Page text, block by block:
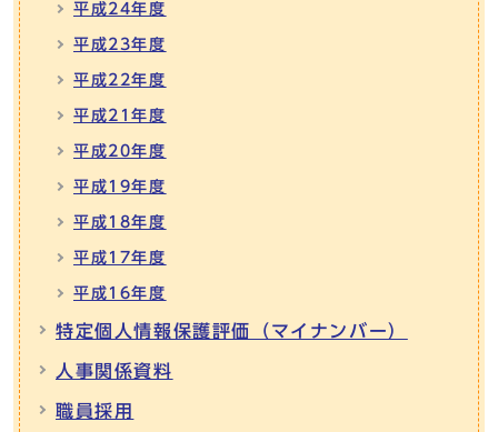
平成24年度
平成23年度
平成22年度
平成21年度
平成20年度
平成19年度
平成18年度
平成17年度
平成16年度
特定個人情報保護評価（マイナンバー）
人事関係資料
職員採用